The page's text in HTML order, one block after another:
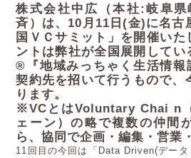
株式会社中広（本社:岐阜
斉）は、10月11日(金)に名古
国ＶＣサ ミット」を開催い
ントは弊社が全国展開して
®『地域みっちゃく生活情
契約先を招いて行うもので、
ります。
※VCとはVoluntary Chai n
ェーン）の略で複数の仲間
ら、協同で企画・編集・営業
11回目の今回は「Data Driven(デー